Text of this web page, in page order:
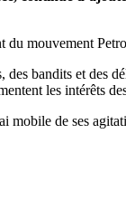
du mouvement
bandits et des
les intérêts
de ses